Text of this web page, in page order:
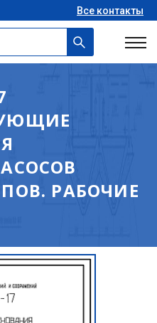
Все контакты
РАБОЧИЕ